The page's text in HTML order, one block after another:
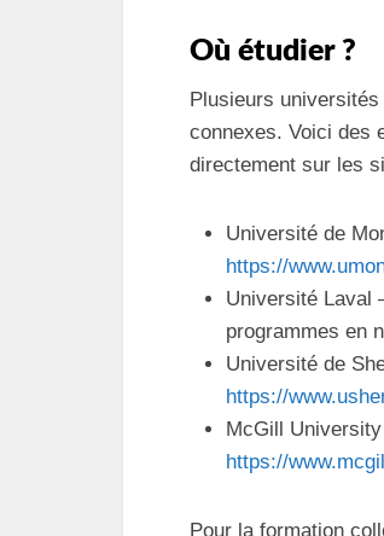
Où étudier ?
Plusieurs
connexes. Voici des
directement sur les
Université de
https://
Université Laval
programmes en
Université de
https://
McGill
https://
Pour la formation